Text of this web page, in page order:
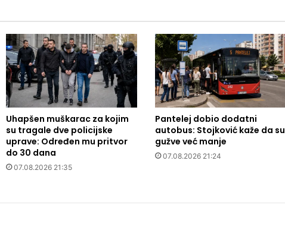
Uhapšen muškarac za kojim
su tragale dve policijske
uprave: Određen mu pritvor
do 30 dana
07.08.2026 21:35
Pantelej dobio dodatni
autobus: Stojković kaže da su
gužve već manje
07.08.2026 21:24